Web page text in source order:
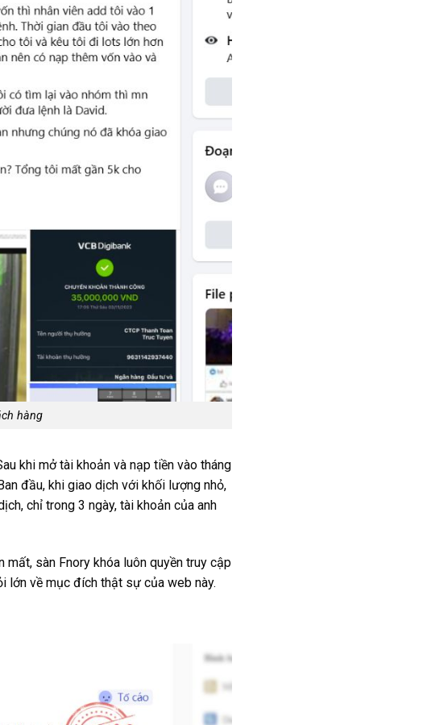
hàng
khi mở tài khoản và nạp tiền vào tháng
đầu, khi giao dịch với khối lượng nhỏ,
chỉ trong 3 ngày, tài khoản của anh
sàn Fnory khóa luôn quyền truy cập
lớn về mục đích thật sự của web này.